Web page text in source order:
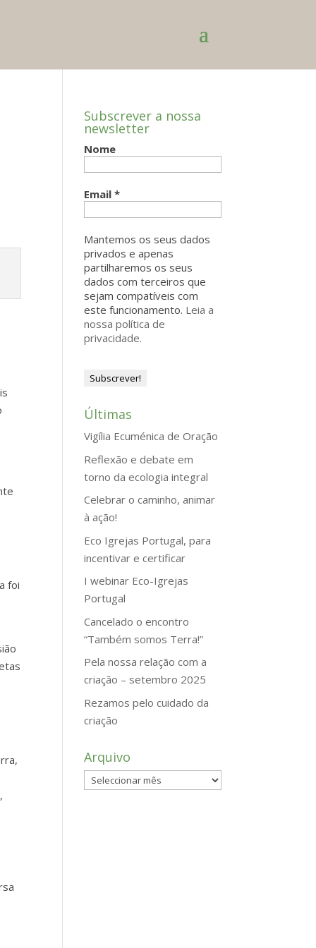
foi
Subscrever a nossa
newsletter
Nome
Email*
Mantemos os seus dados
privados e apenas
partilharemos os seus
dados com terceiros que
sejam compatíveis com
este funcionamento. Leia a
nossa política de
privacidade.
Últimas
Vigília Ecuménica de Oração
Reflexão e debate em
torno da ecologia integral
Celebrar o caminho, animar
à ação!
Eco Igrejas Portugal, para
incentivar e certificar
I webinar Eco-Igrejas
Portugal
Cancelado o encontro
“Também somos Terra!”
Pela nossa relação com a
criação – setembro 2025
Rezamos pelo cuidado da
criação
Arquivo
Arquivo